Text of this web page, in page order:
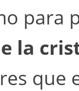
para
la
que